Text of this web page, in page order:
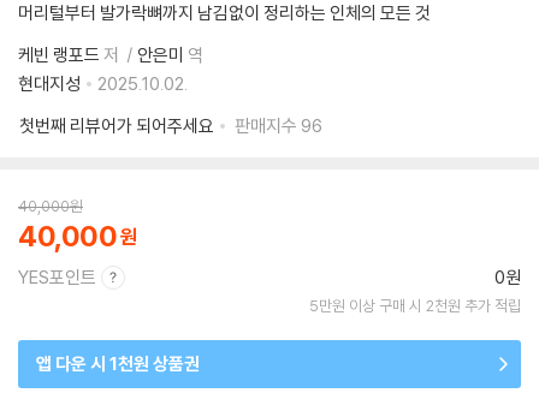
머리털부터 발가락뼈까지 남김없이 정리하는 인체의 모든 것
케빈 랭포드 저 안은미 역
현대지성
2025.10.02.
첫번째 리뷰어가 되어주세요
판매지수 96
40,000원
40,000
YES포인트 0원
5만원 이상 구매 시 2천원 추가 적립
앱 다운 시 1천원 상품권